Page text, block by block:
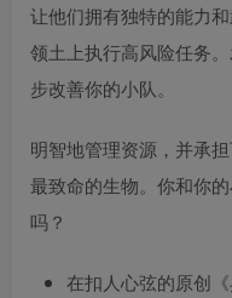
让他们拥有独特的能力
领土上执行高风险任务
步改善你的小队。
明智地管理资源，并承
最致命的生物。你和你
吗？
在扣人心弦的原创